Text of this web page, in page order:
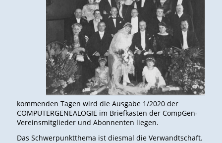
kommenden Tagen wird die Ausgabe 1/2020 der
COMPUTERGENEALOGIE im Briefkasten der CompGen-
Vereinsmitglieder und Abonnenten liegen.
Das Schwerpunktthema ist diesmal die Verwandtschaft.